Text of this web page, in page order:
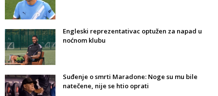
Engleski reprezentativac optužen za napad u
noćnom klubu
Suđenje o smrti Maradone: Noge su mu bile
natečene, nije se htio oprati